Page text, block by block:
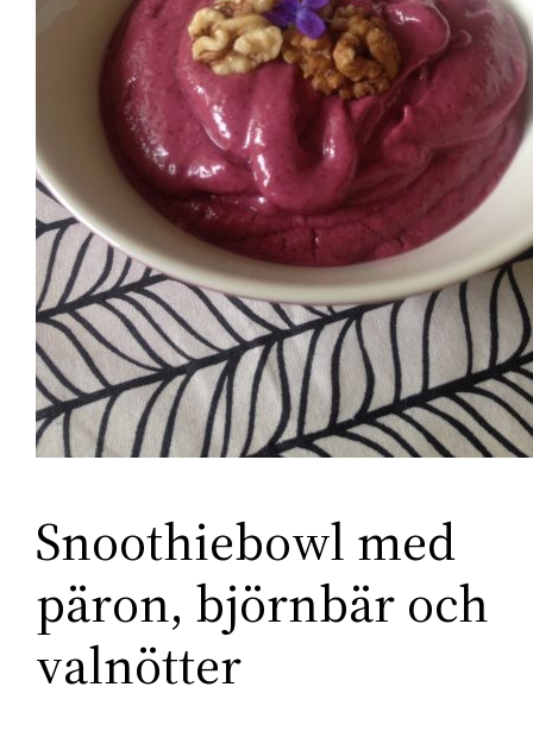
Snoothiebowl med
päron, björnbär och
valnötter